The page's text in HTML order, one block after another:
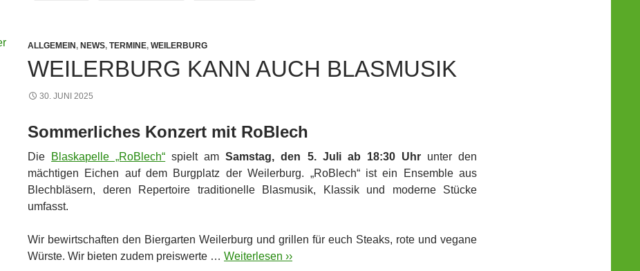
ALLGEMEIN, NEWS, TERMINE, WEILERBURG
WEILERBURG KANN AUCH BLASMUSIK
30. JUNI 2025
Sommerliches Konzert mit RoBlech
Die Blaskapelle „RoBlech“ spielt amSamstag, den 5. Juli ab 18:30 Uhrunter den
mächtigen Eichen auf dem Burgplatz der Weilerburg. „RoBlech“ ist ein Ensemble aus
Blechbläsern, deren Repertoire traditionelle Blasmusik, Klassik und moderne Stücke
umfasst.
Wir bewirtschaften den Biergarten Weilerburg und grillen für euch Steaks, rote und vegane
Würste. Wir bieten zudem preiswerte … Weiterlesen ››